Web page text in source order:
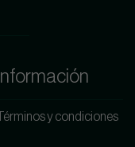
Información
Términos y condiciones